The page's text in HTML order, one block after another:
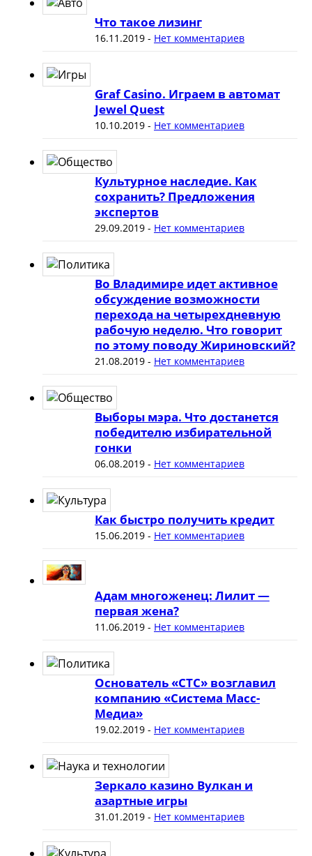
Что такое лизинг
16.11.2019- Нет комментариев
Graf Casino. Играем в автомат
Jewel Quest
10.10.2019- Нет комментариев
Культурное наследие. Как
сохранить? Предложения
экспертов
29.09.2019- Нет комментариев
Во Владимире идет активное
обсуждение возможности
перехода на четырехдневную
рабочую неделю. Что говорит
по этому поводу Жириновский?
21.08.2019- Нет комментариев
Выборы мэра. Что достанется
победителю избирательной
гонки
06.08.2019- Нет комментариев
Как быстро получить кредит
15.06.2019- Нет комментариев
Адам многоженец: Лилит —
первая жена?
11.06.2019- Нет комментариев
Основатель «СТС» возглавил
компанию «Система Масс-
Медиа»
19.02.2019- Нет комментариев
Зеркало казино Вулкан и
азартные игры
31.01.2019- Нет комментариев